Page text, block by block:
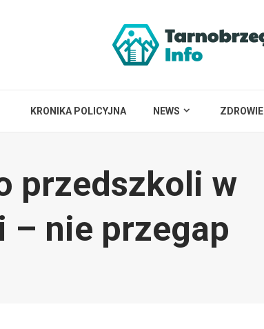
KRONIKA POLICYJNA NEWS ZDROWIE
przedszkoli w
– nie przegap